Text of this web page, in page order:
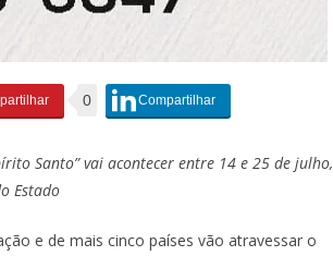
0
Santo” vai acontecer entre 14 e 25 de julho,
Estado
e de mais cinco países vão atravessar o